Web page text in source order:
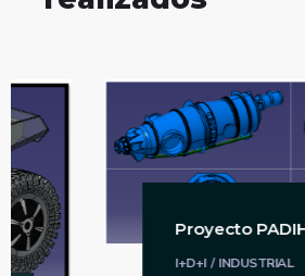
Proyecto PADIH-
INDUSTRIAL